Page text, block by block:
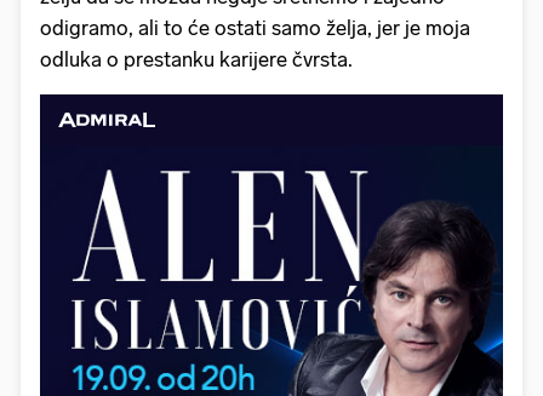
odigramo, ali to će ostati samo želja, jer je moja
odluka o prestanku karijere čvrsta.